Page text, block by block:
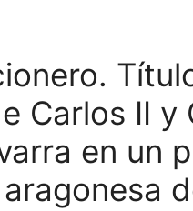
Carlos II
en un